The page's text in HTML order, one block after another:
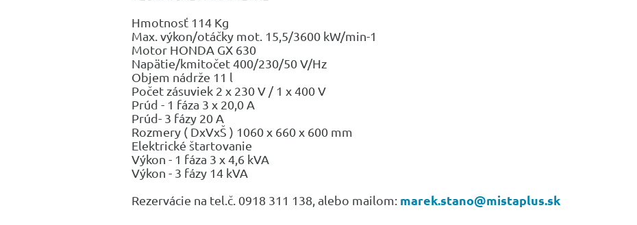
Hmotnosť 114 Kg
Max. výkon/otáčky mot. 15,5/3600 kW/min-1
Motor HONDA GX 630
Napätie/kmitočet 400/230/50 V/Hz
Objem nádrže 11 l
Počet zásuviek 2 x 230 V / 1 x 400 V
Prúd - 1 fáza 3 x 20,0 A
Prúd- 3 fázy 20 A
Rozmery ( DxVxŠ ) 1060 x 660 x 600 mm
Elektrické štartovanie
Výkon - 1 fáza 3 x 4,6 kVA
Výkon - 3 fázy 14 kVA
Rezervácie na tel.č. 0918 311 138, alebo mailom: marek.stano@mistaplus.sk